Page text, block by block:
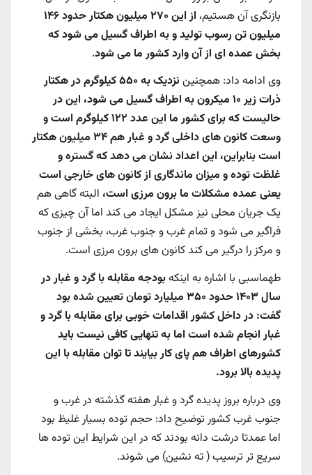
بازنگری آن هستیم،
از این ۲۷۰ میلیون هکتار حدود ۱۴۶
میلیون تن رسوب تولید و به اطراف گسیل می شود که
بخش عمده ای از آن وارد کشور ما می شود.
وی ادامه داد: همچنین
نزدیک به ۵۵۰ کیلوگرم در هکتار
ذرات زیر ۱۰ میکرون به اطراف گسیل می شود، این در
حالیست که برای کشور ما این عدد ۱۲۲ کیلوگرم است و
وسعت کانون های داخلی گرد و غبار هم ۳۴ میلیون هکتار
است بنابراین، این اعداد نشان می دهد که گستره و
غلظت توده و میزان ماندگاری از کانون های خارجی است
یعنی عمده مشکلات ما برون مرزی است، البته گاهی هم
یک جریان محلی نیز مشکل ایجاد می کند اما آن چیزی که
فراگیر می شود و تمام غرب و جنوب غرب، بخشی از جنوب
و مرکز را درگیر می کند کانون های برون مرزی است.
طهماسبی با اشاره به اینکهبودجه مقابله با گرد و غبار در
سال ۱۴۰۳ حدود ۳۵۰ میلیارد تومان تعیین شده بود
گفت: در داخل کشور اقدامات خوبی برای مقابله با گرد و
غبار انجام شده است اما به تنهایی کافی نیست باید
کشورهای اطراف هم پای کار بیایند تا توان مقابله با این
پدیده بالا برود.
وی درباره بروز پدیده گرد و غبار هفته گذشته در غرب و
جنوب غرب کشور توضیح داد: حجم توده بسیار غلیظ بود
اما عمدتا درشت دانه بودند که در این شرایط این توده ها
سریع تر ترسیب ( ته نشین) می شوند.